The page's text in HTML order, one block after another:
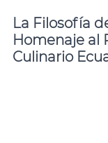
La Filosofía
Homenaje al
Culinario